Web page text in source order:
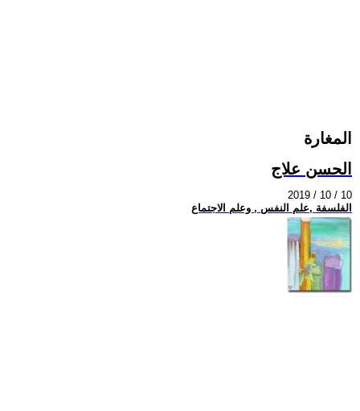
المغارة
الحسن علاج
2019 / 10 / 10
الفلسفة ,علم النفس , وعلم الاجتماع